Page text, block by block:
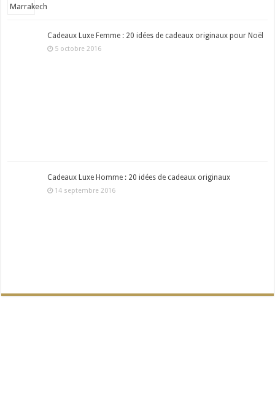
Cadeaux Luxe Femme : 20 idées de cadeaux originaux pour Noël
5 octobre 2016
Cadeaux Luxe Homme : 20 idées de cadeaux originaux
14 septembre 2016